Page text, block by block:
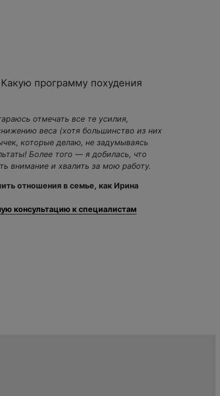
программу похудения
отмечать все те усилия,
веса (хотя большинство из них
которые делаю, не задумываясь
Более того — я добилась, что
внимание и хвалить за мою работу.
отношения в семье, как Ирина
консультацию к специалистам